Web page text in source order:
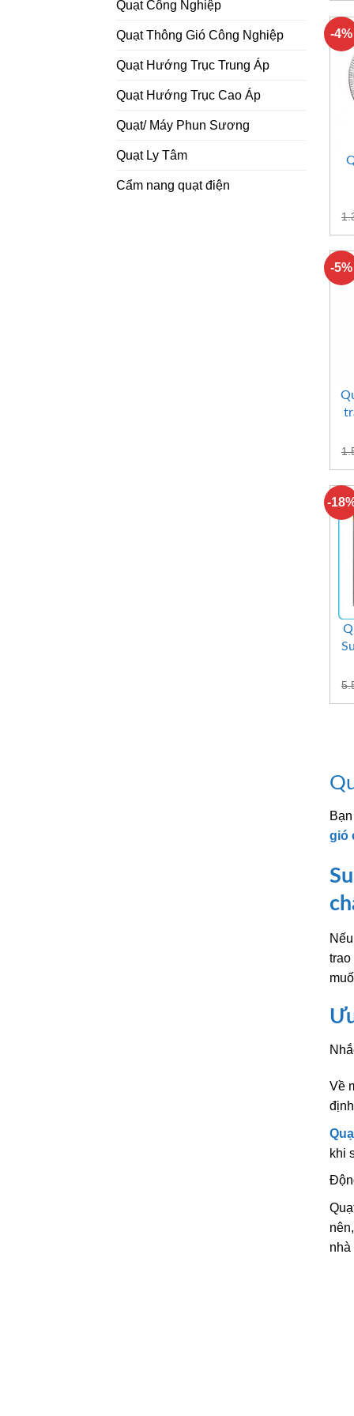
Quạt Công Nghiệp
Quạt Thông Gió Công Nghiệp
Quạt Hướng Trục Trung Áp
Quạt Hướng Trục Cao Áp
Quạt/ Máy Phun Sương
Quạt Ly Tâm
Cẩm nang quạt điện
-4%
-5%
-
gió
trao
Về
khi